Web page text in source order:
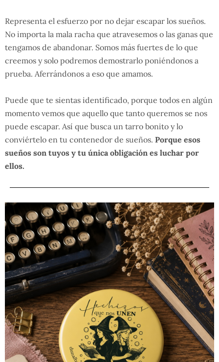
Representa el esfuerzo por no dejar escapar los sueños.
No importa la mala racha que atravesemos o las ganas que
tengamos de abandonar. Somos más fuertes de lo que
creemos y solo podremos demostrarlo poniéndonos a
prueba. Aferrándonos a eso que amamos.
Puede que te sientas identificado, porque todos en algún
momento vemos que aquello que tanto queremos se nos
puede escapar. Así que busca un tarro bonito y lo
conviértelo en tu contenedor de sueños. Porque esos
sueños son tuyos y tu única obligación es luchar por
ellos.